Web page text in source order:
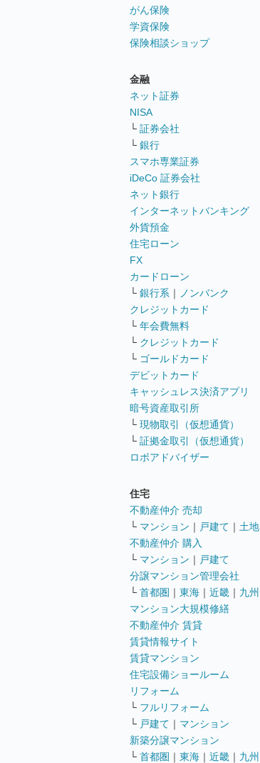
がん保険
学資保険
保険相談ショップ
金融
ネット証券
NISA
└ 証券会社
└ 銀行
スマホ専業証券
iDeCo 証券会社
ネット銀行
インターネットバンキング
外貨預金
住宅ローン
FX
カードローン
└ 銀行系 ｜
ノンバンク
クレジットカード
└ 年会費無料
└ クレジットカード
└ ゴールドカード
デビットカード
キャッシュレス決済アプリ
暗号資産取引所
└ 現物取引（仮想通貨）
└ 証拠金取引（仮想通貨）
ロボアドバイザー
住宅
不動産仲介 売却
└ マンション ｜ 戸建て ｜ 土地
不動産仲介 購入
└ マンション ｜ 戸建て
分譲マンション管理会社
└ 首都圏 ｜ 東海 ｜ 近畿 ｜ 九州
マンション大規模修繕
不動産仲介 賃貸
賃貸情報サイト
賃貸マンション
住宅設備ショールーム
リフォーム
└ フルリフォーム
└ 戸建て ｜ マンション
新築分譲マンション
└ 首都圏 ｜ 東海 ｜ 近畿 ｜ 九州